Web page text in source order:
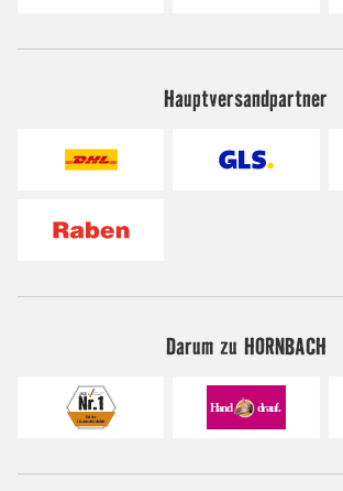
Hauptversandpartner
Darum zu HORNBACH